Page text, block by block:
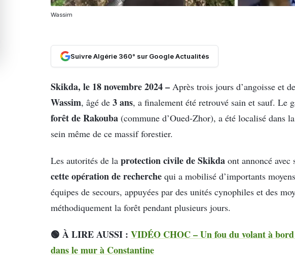
Wassim
Suivre Algérie 360° sur Google Actualités
Skikda, le 18 novembre 2024 – Après trois jours d’angoisse et
Wassim, âgé de 3 ans, a finalement été retrouvé sain et sauf. Le
forêt de Rakouba (commune d’Oued-Zhor), a été localisé dans
sein même de ce massif forestier.
Les autorités de la protection civile de Skikda ont annoncé avec
cette opération de recherche qui a mobilisé d’importants
équipes de secours, appuyées par des unités cynophiles et des
méthodiquement la forêt pendant plusieurs jours.
🟢 À LIRE AUSSI : VIDÉO CHOC – Un fou du volant à
dans le mur à Constantine